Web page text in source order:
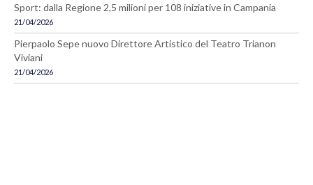
Sport: dalla Regione 2,5 milioni per 108 iniziative in Campania
21/04/2026
Pierpaolo Sepe nuovo Direttore Artistico del Teatro Trianon
Viviani
21/04/2026